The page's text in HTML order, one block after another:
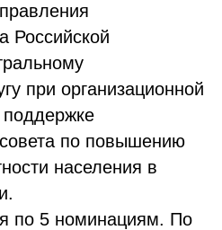
Российской
при организационной
по повышению
населения в
по 5 номинациям. По